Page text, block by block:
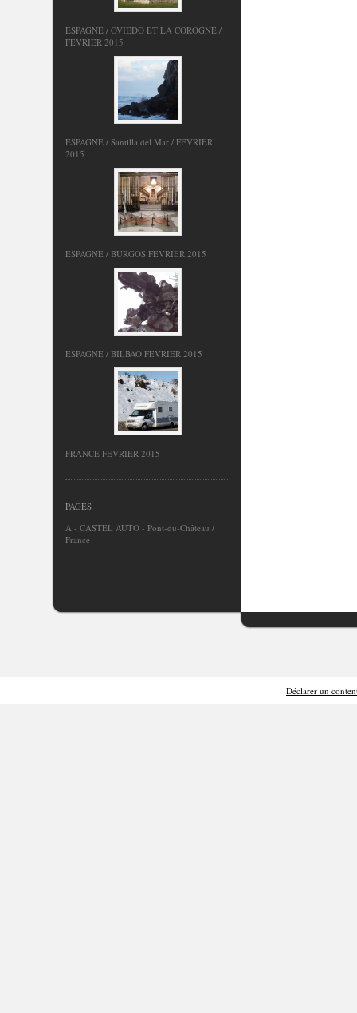
ESPAGNE / OVIEDO ET LA COROGNE /
FEVRIER 2015
ESPAGNE / Santilla del Mar / FEVRIER
2015
ESPAGNE / BURGOS FEVRIER 2015
ESPAGNE / BILBAO FEVRIER 2015
FRANCE FEVRIER 2015
PAGES
A - CASTEL AUTO - Pont-du-Château /
France
Déclarer un